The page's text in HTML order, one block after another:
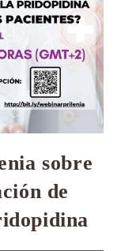
sobre
de